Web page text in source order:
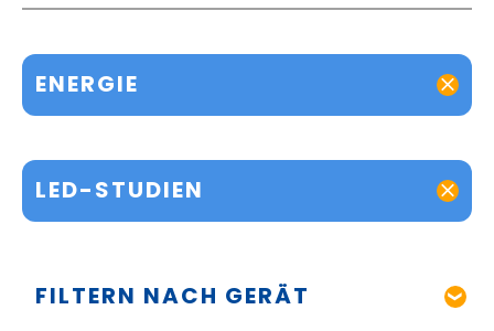
ENERGIE
LED-STUDIEN
FILTERN NACH GERÄT